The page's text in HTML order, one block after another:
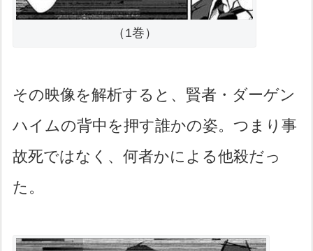
（1巻）
その映像を解析すると、賢者・ダーゲン
ハイムの背中を押す誰かの姿。つまり事
故死ではなく、何者かによる他殺だっ
た。